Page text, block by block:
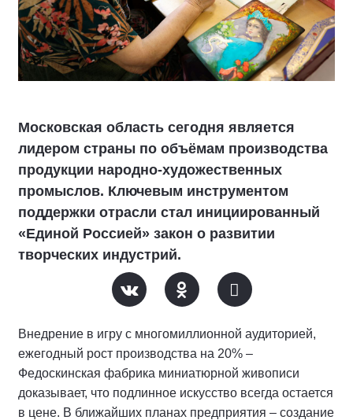
Московская область сегодня является
лидером страны по объёмам производства
продукции народно-художественных
промыслов. Ключевым инструментом
поддержки отрасли стал инициированный
«Единой Россией» закон о развитии
творческих индустрий.
Внедрение в игру с многомиллионной аудиторией,
ежегодный рост производства на 20% –
Федоскинская фабрика миниатюрной живописи
доказывает, что подлинное искусство всегда остается
в цене. В ближайших планах предприятия – создание